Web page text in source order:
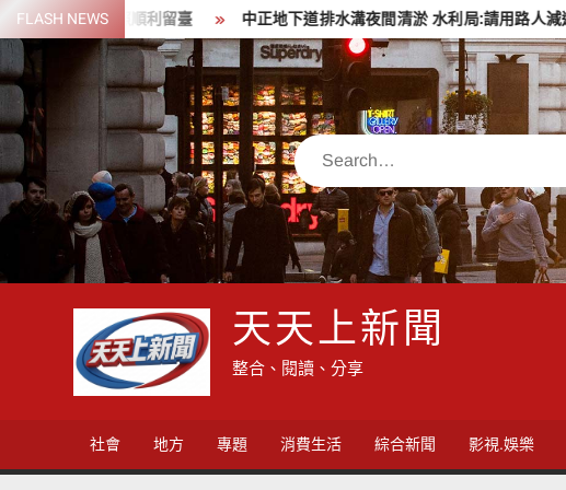
Skip
to
content
FLASH NEWS
新護照順利留臺 中正地下道排水溝夜間清淤 水利局:請用路人減速慢行
Search
天天上新聞
整合、閱讀、分享
社會 地方 專題 消費生活 綜合新聞 影視.娛樂